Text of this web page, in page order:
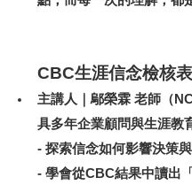
CBC生涯信念檢核
主講人｜鄔榮霖 老師（
具多年企業顧問與生涯教
-探索信念如何影響決策
-學會從CBC結果中讀出